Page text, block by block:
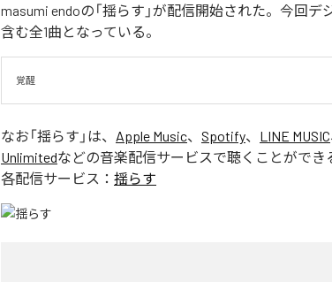
masumi endoの「揺らす」が配信開始された。今回デ
含む全1曲となっている。
覚醒
なお「揺らす 」は、 Apple Music、 Spotify、 LINE MUSIC
Unlimitedなどの音楽配信サービスで聴くことができ
各配信サービス： 揺らす